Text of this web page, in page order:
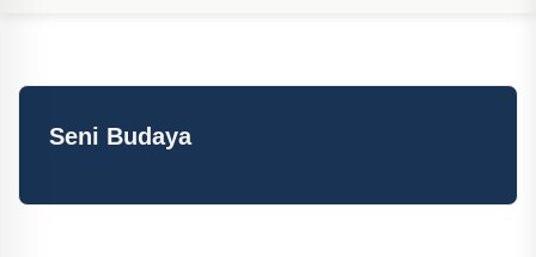
Seni Budaya